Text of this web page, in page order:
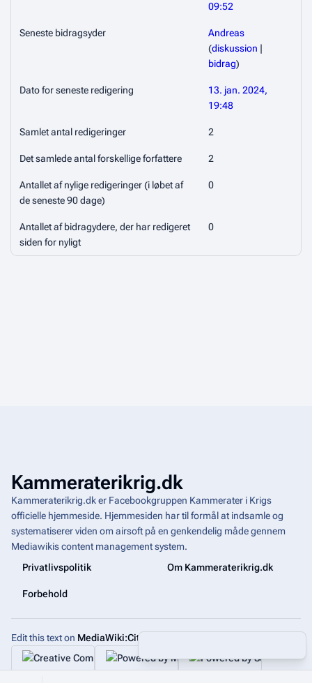
Share this page More
09:52
Seneste bidragsyder
Andreas
(diskussion |
bidrag)
Dato for seneste redigering
13. jan. 2024,
19:48
Samlet antal redigeringer 2
Det samlede antal forskellige forfattere 2
Antallet af nylige redigeringer (i løbet af
de seneste 90 dage)
0
Antallet af bidragydere, der har redigeret
siden for nyligt
0
Kammeraterikrig.dk
Kammeraterikrig.dk er Facebookgruppen Kammerater i Krigs
officielle hjemmeside. Hjemmesiden har til formål at indsamle og
systematiserer viden om airsoft på en genkendelig måde gennem
Mediawikiscontent management system.
Privatlivspolitik
Om Kammeraterikrig.dk
Forbehold
Edit this text on MediaWiki:Citizen-footer-tagline